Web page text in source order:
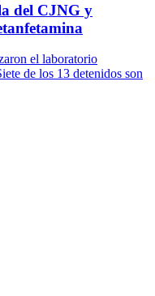
del CJNG y
el laboratorio
de los 13 detenidos son